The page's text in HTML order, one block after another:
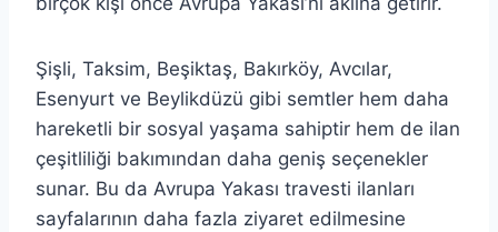
Şişli, Taksim, Beşiktaş, Bakırköy, Avcılar,
Esenyurt ve Beylikdüzü gibi semtler hem daha
hareketli bir sosyal yaşama sahiptir hem de ilan
çeşitliliği bakımından daha geniş seçenekler
sunar. Bu da Avrupa Yakası travesti ilanları
sayfalarının daha fazla ziyaret edilmesine